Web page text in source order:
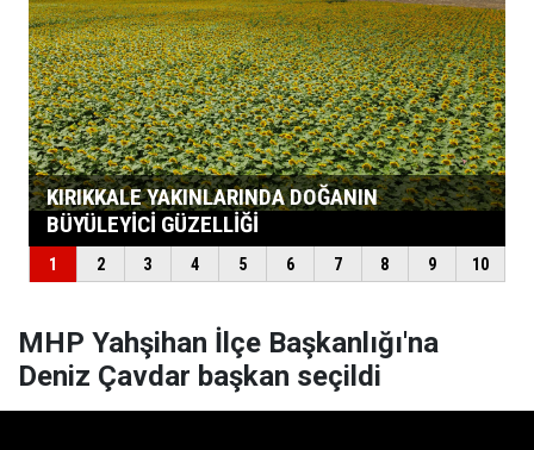
MHP Yahşihan İlçe Başkanlığı'na
Deniz Çavdar başkan seçildi